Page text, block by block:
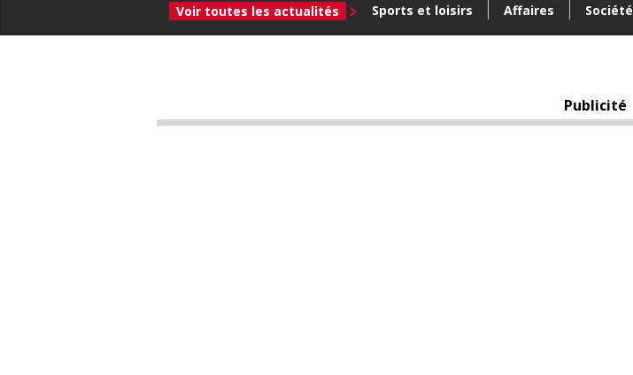
Voir toutes les actualités Sports et loisirs Affaires Société
Publicité